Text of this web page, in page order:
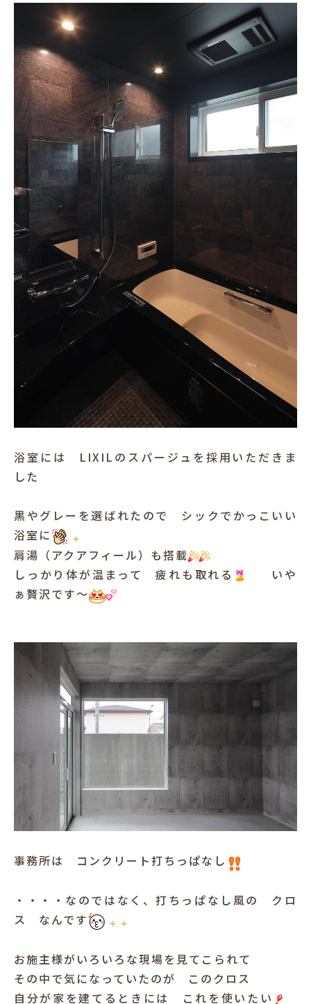
浴室には LIXILのスパージュを採用いただきま
した
黒やグレーを選ばれたので シックでかっこいい
浴室に
肩湯（アクアフィール）も搭載
しっかり体が温まって 疲れも取れる
いや
ぁ贅沢です～
事務所は コンクリート打ちっぱなし
・・・・なのではなく、打ちっぱなし風の クロ
ス なんです
お施主様がいろいろな現場を見てこられて
その中で気になっていたのが このクロス
自分が家を建てるときには これを使いたい